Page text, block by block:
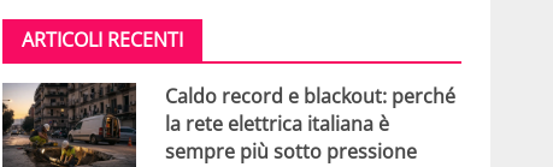
ARTICOLI RECENTI
Caldo record e blackout: perché
la rete elettrica italiana è
sempre più sotto pressione